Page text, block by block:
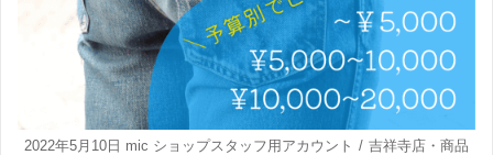
2022年5月10日 mic ショップスタッフ用アカウント 吉祥寺店 ・ 商品